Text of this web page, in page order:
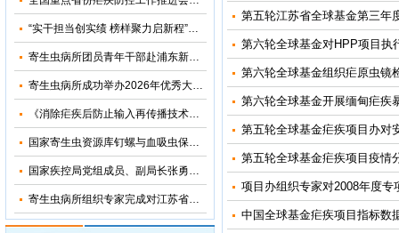
“实干担当创实绩 榜样聚力启新程”——寄生虫病所主题党日活动暨树立和践行正确政绩观学习教育专题党课
寄生虫病所团员青年干部赴浦东新区党风廉政教育基地参观学习
寄生虫病所成功举办2026年优秀大学生夏令营活动
《消除疟疾后防止输入再传播技术方案（修订版）》审定会在苏州顺利召开
国家寄生虫资源库钉螺与血吸虫保藏基地“十五五”发展规划暨五方共建工作研讨会在上海召开
国家疾控局党组成员、副局长张勇到寄生虫病所调研指导
寄生虫病所组织专家完成对江苏省和湖北省2026年疟疾再传播风险评估
第五轮江苏省全球基金第三年
第六轮全球基金对HPP项目执
第六轮全球基金组织疟原虫镜
第六轮全球基金开展缅甸疟疾
第五轮全球基金疟疾项目办对
第五轮全球基金疟疾项目疫情
项目办组织专家对2008年度专
中国全球基金疟疾项目指标数